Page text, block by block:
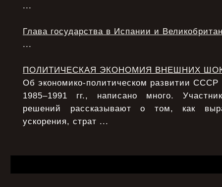
...
Глава государства в Испании и
...
ПОЛИТИЧЕСКАЯ ЭКОНОМИЯ ВНЕШНИХ
Об экономико-политическом развитии СССР
1985–1991 гг., написано много.
решений рассказывают о том, как
ускорения, страт ...